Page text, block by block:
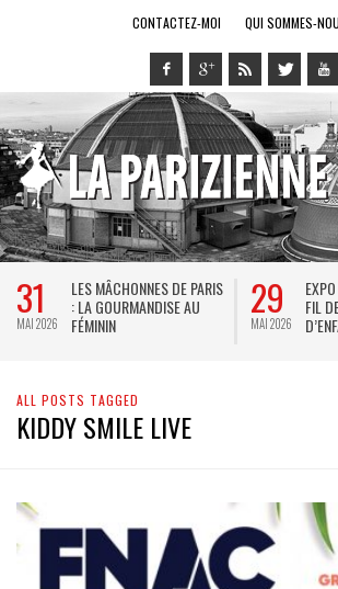
CONTACTEZ-MOI QUI SOMMES-
31
MAI 2026
LES MÂCHONNES DE PARIS
: LA GOURMANDISE AU
FÉMININ
29
MAI 2026
FIL
ALL POSTS TAGGED
KIDDY SMILE LIVE